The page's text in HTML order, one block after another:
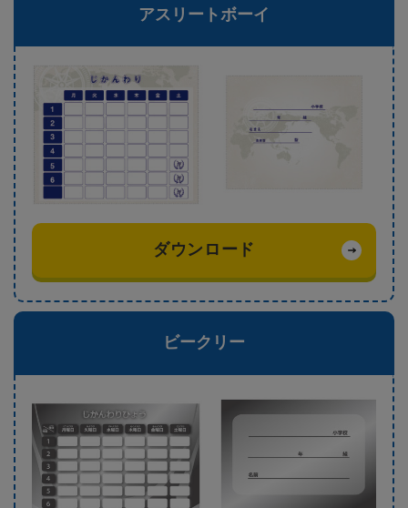
アスリートボーイ
ダウンロード
ビークリー